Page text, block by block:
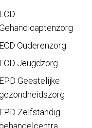
ECD
ECD Ouderenzorg
ECD Jeugdzorg
EPD Geestelijke
gezondheidszorg
EPD Zelfstandig
behandelcentra